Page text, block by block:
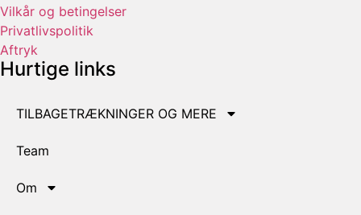
Vilkår og betingelser
Privatlivspolitik
Aftryk
Hurtige links
TILBAGETRÆKNINGER OG MERE
Team
Om